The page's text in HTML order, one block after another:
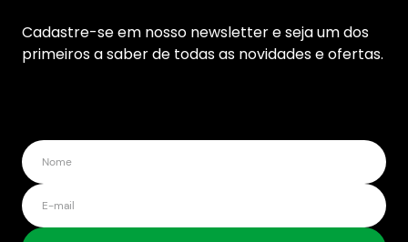
Cadastre-se em nosso newsletter e seja um dos
primeiros a saber de todas as novidades e ofertas.